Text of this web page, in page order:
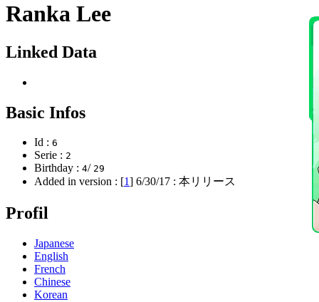
Ranka Lee
Linked Data
Basic Infos
Id : 6
Serie : 2
Birthday : 4/ 29
Added in version : [1] 6/30/17 : 本リリース
Profil
Japanese
English
French
Chinese
Korean